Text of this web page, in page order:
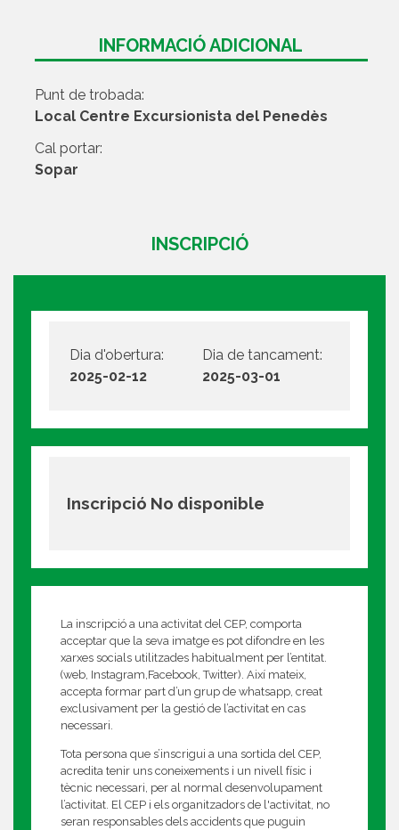
INFORMACIÓ ADICIONAL
Punt de trobada:
Local Centre Excursionista del Penedès
Cal portar:
Sopar
INSCRIPCIÓ
Dia d'obertura:
2025-02-12
Dia de tancament:
2025-03-01
Inscripció No disponible
La inscripció a una activitat del CEP, comporta
acceptar que la seva imatge es pot difondre en les
xarxes socials utilitzades habitualment per l’entitat.
(web, Instagram,Facebook, Twitter). Així mateix,
accepta formar part d’un grup de whatsapp, creat
exclusivament per la gestió de l’activitat en cas
necessari.
Tota persona que s’inscrigui a una sortida del CEP,
acredita tenir uns coneixements i un nivell físic i
tècnic necessari, per al normal desenvolupament
l’activitat. El CEP i els organitzadors de l'activitat, no
seran responsables dels accidents que puguin